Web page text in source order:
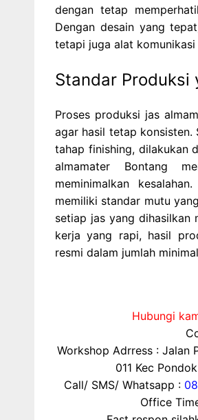
dengan tetap
Dengan desain yang
tetapi juga alat
Standar Produksi
Proses produksi jas
agar hasil tetap konsisten.
tahap finishing, dilakukan
almamater Bontang
meminimalkan
memiliki standar mutu
setiap jas yang dihasilkan
kerja yang rapi, hasil
resmi dalam jumlah
Hubungi
Workshop Adrress : Jalan
011 Kec
Call/ SMS/ Whatsapp :
Office